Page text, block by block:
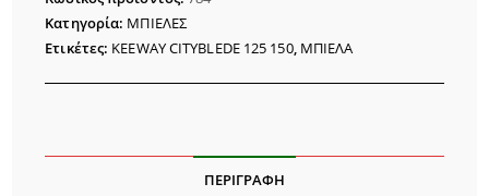
150
ποσότητα
Κατηγορία: ΜΠΙΕΛΕΣ
Ετικέτες: KEEWAY CITYBLEDE 125 150, ΜΠΙΕΛΑ
ΠΕΡΙΓΡΑΦΉ